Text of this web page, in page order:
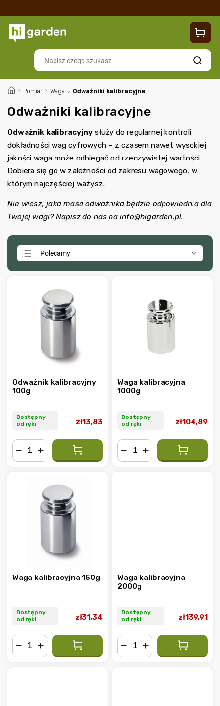
Contacts
Szukaj
/ Pomiar / Waga / Odważniki kalibracyjne
Odważniki kalibracyjne
Odważnik kalibracyjny służy do regularnej kontroli
dokładności wag cyfrowych – z czasem nawet wysokiej
jakości waga może odbiegać od rzeczywistej wartości.
Dobiera się go w zależności od zakresu wagowego, w
którym najczęściej ważysz.
Nie wiesz, jaka masa odważnika będzie odpowiednia dla
Twojej wagi? Napisz do nas na info@higarden.pl.
Polecamy
Najtańsze
Najczęściej sprzedawane
Alfabetycznie
Odważnik kalibracyjny
100g
Dostępny
od ręki
zł13,83
Waga kalibracyjna
1000g
Dostępny
od ręki
zł104,89
Waga kalibracyjna 150g
Dostępny
od ręki
zł31,34
Waga kalibracyjna
2000g
Dostępny
od ręki
zł139,91